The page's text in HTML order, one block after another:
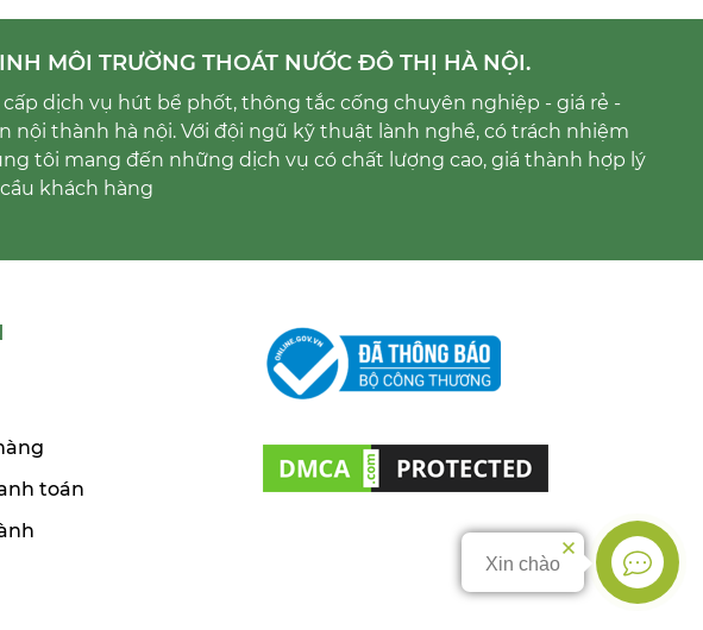
MÔI TRƯỜNG THOÁT NƯỚC ĐÔ THỊ HÀ NỘI.
dịch vụ hút bể phốt, thông tắc cống chuyên nghiệp - giá rẻ -
nội thành hà nội. Với đội ngũ kỹ thuật lành nghề, có trách nhiệm
tôi mang đến những dịch vụ có chất lượng cao, giá thành hợp lý
khách hàng
toán
Xin chào